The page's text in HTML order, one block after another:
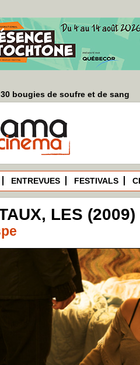
30 bougies de soufre et de sang
ENTREVUES FESTIVALS
LES (2009)